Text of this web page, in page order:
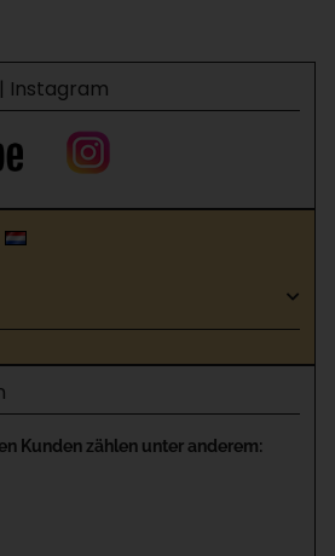
Instagram
Kunden zählen unter anderem: